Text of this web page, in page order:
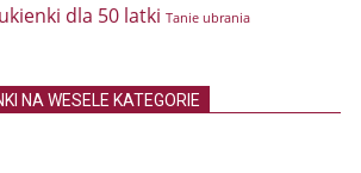
dla 50 latki Tanie ubrania
NA WESELE KATEGORIE